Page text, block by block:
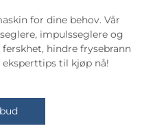
for dine behov. Vår
impulsseglere og
hindre frysebrann
til kjøp nå!